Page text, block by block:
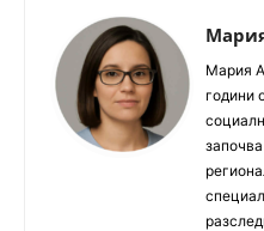
Мария
години